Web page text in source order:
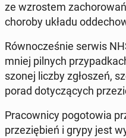
ze wzro­stem
choroby układu
Rów­no­cze­śnie serwis
mniej pilnych
szo­nej liczby zgło­szeń,
porad do­ty­czą­cych
Pra­cow­ni­cy po­go­to­wia
prze­zię­bień i grypy jest